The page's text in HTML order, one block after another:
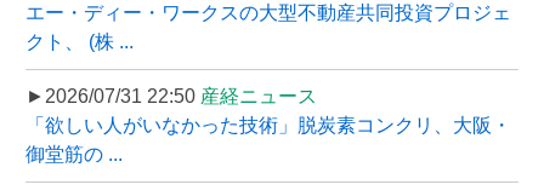
エー・ディー・ワークスの大型不動産共同投資プロジェ
クト、 (株 ...
►2026/07/31 22:50 産経ニュース
「欲しい人がいなかった技術」脱炭素コンクリ、大阪・
御堂筋の ...